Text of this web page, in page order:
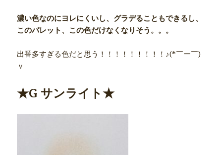
濃い色なのにヨレにくいし、グラデることもできるし、
このパレット、この色だけなくなりそう。。。
出番多すぎる色だと思う！！！！！！！！！♪(*￣ー￣)
ｖ
★G サンライト★